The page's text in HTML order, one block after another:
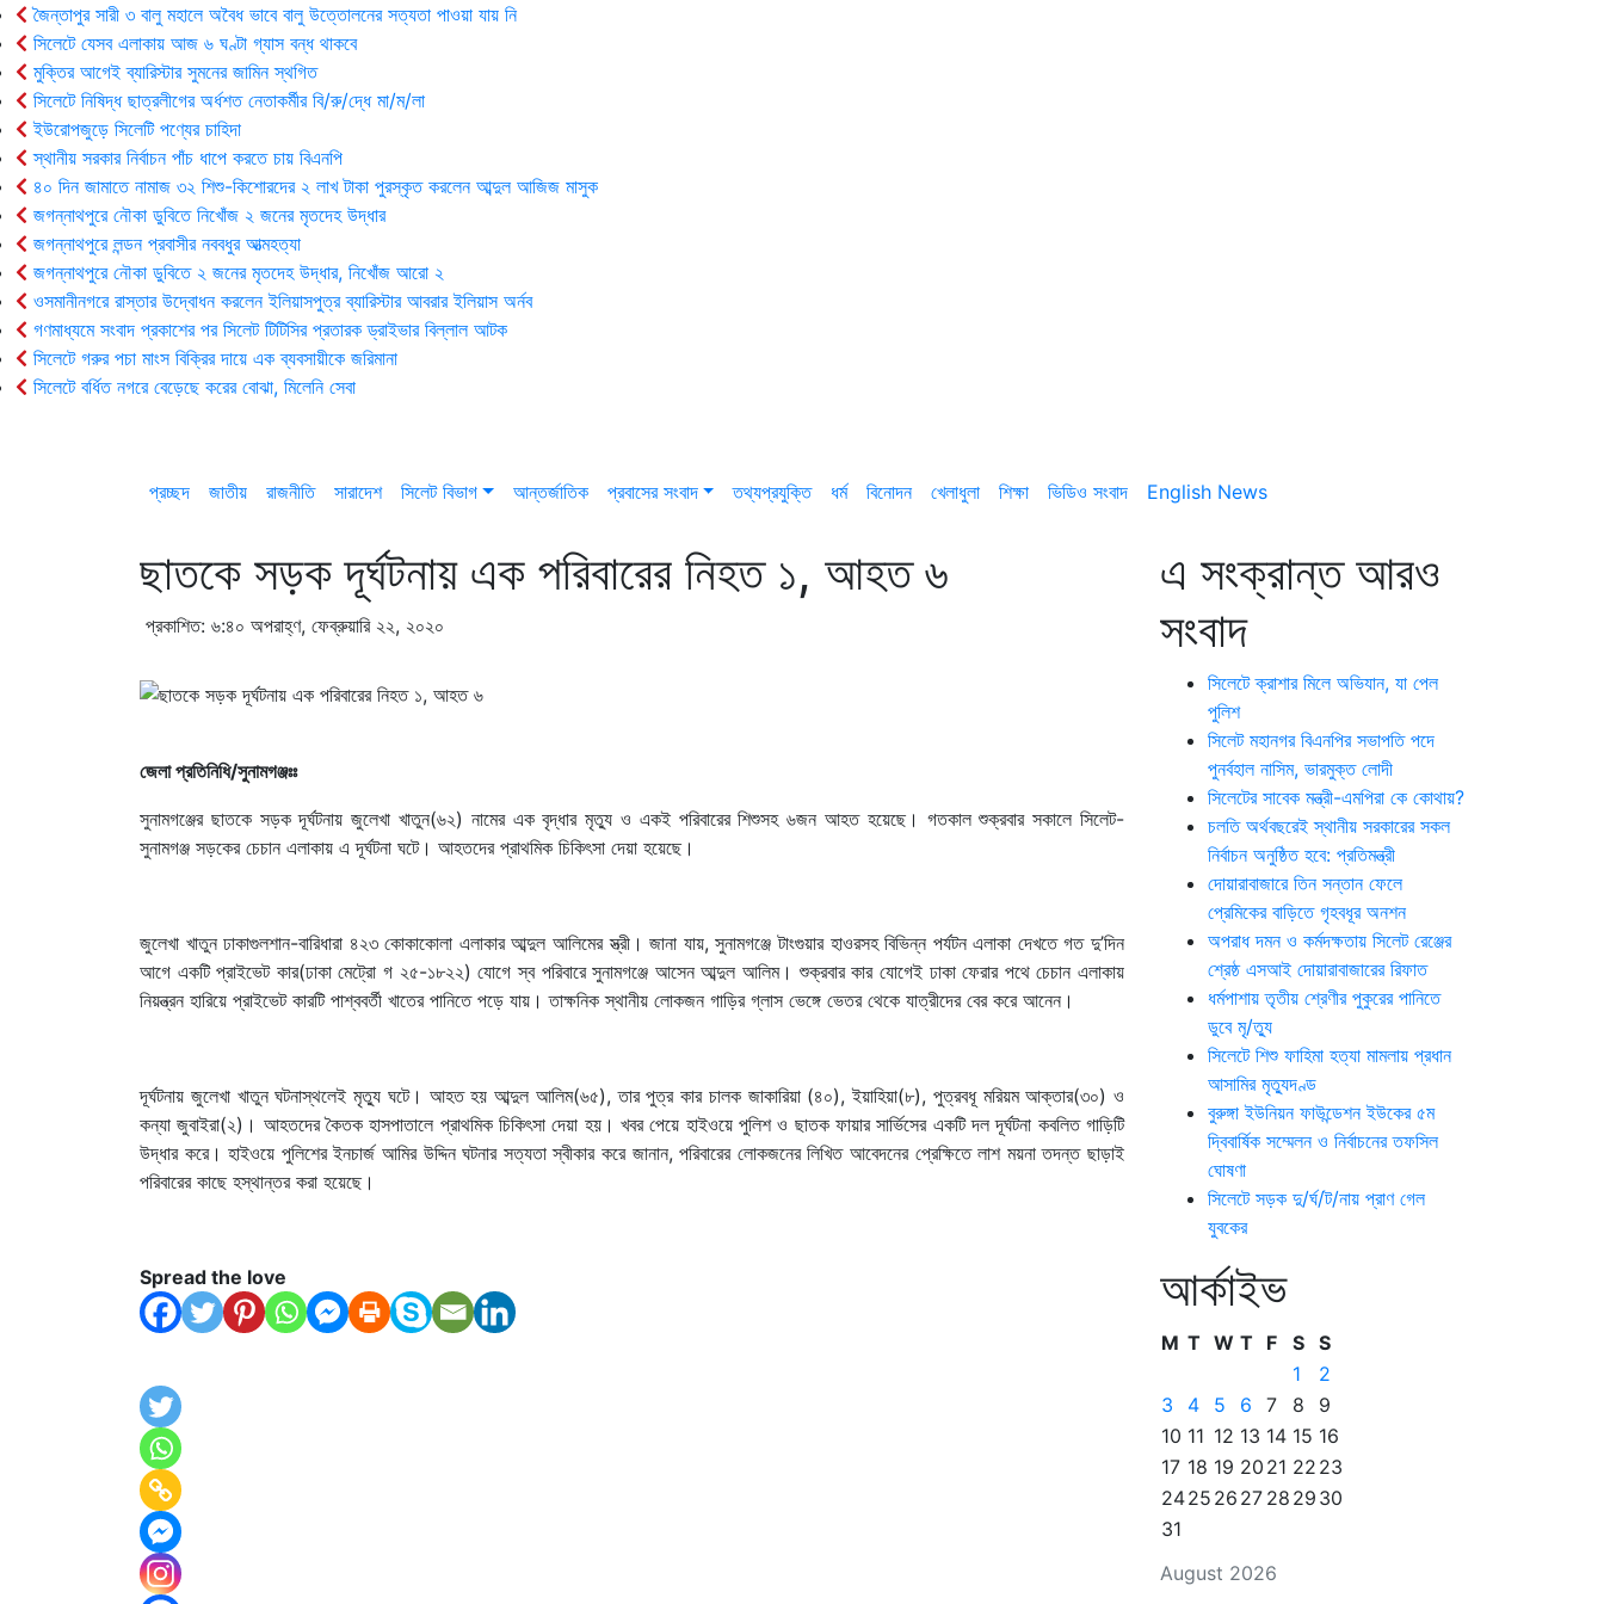
জৈন্তাপুর সারী ৩ বালু মহালে অবৈধ ভাবে বালু উত্তোলনের সত্যতা পাওয়া যায় নি
সিলেটে যেসব এলাকায় আজ ৬ ঘণ্টা গ্যাস বন্ধ থাকবে
মুক্তির আগেই ব্যারিস্টার সুমনের জামিন স্থগিত
সিলেটে নিষিদ্ধ ছাত্রলীগের অর্ধশত নেতাকর্মীর বি/রু/দ্ধে মা/ম/লা
ইউরোপজুড়ে সিলেটি পণ্যের চাহিদা
স্থানীয় সরকার নির্বাচন পাঁচ ধাপে করতে চায় বিএনপি
৪০ দিন জামাতে নামাজ ৩২ শিশু-কিশোরদের ২ লাখ টাকা পুরস্কৃত করলেন আব্দুল আজিজ মাসুক
জগন্নাথপুরে নৌকা ডুবিতে নিখোঁজ ২ জনের মৃতদেহ উদ্ধার
জগন্নাথপুরে লন্ডন প্রবাসীর নববধুর আত্মহত্যা
জগন্নাথপুরে নৌকা ডুবিতে ২ জনের মৃতদেহ উদ্ধার, নিখোঁজ আরো ২
ওসমানীনগরে রাস্তার উদ্বোধন করলেন ইলিয়াসপুত্র ব্যারিস্টার আবরার ইলিয়াস অর্নব
গণমাধ্যমে সংবাদ প্রকাশের পর সিলেট টিটিসির প্রতারক ড্রাইভার বিল্লাল আটক
সিলেটে গরুর পচা মাংস বিক্রির দায়ে এক ব্যবসায়ীকে জরিমানা
সিলেটে বর্ধিত নগরে বেড়েছে করের বোঝা, মিলেনি সেবা
প্রচ্ছদ জাতীয় রাজনীতি সারাদেশ সিলেট বিভাগ আন্তর্জাতিক প্রবাসের সংবাদ তথ্যপ্রযুক্তি ধর্ম বিনোদন খেলাধুলা শিক্ষা ভিডিও সংবাদ English News
ছাতকে সড়ক দূর্ঘটনায় এক পরিবারের নিহত ১, আহত ৬
প্রকাশিত: ৬:৪০ অপরাহ্ণ, ফেব্রুয়ারি ২২, ২০২০
জেলা প্রতিনিধি/সুনামগঞ্জঃঃ
সুনামগঞ্জের ছাতকে সড়ক দূর্ঘটনায় জুলেখা খাতুন(৬২) নামের এক বৃদ্ধার মৃত্যু ও একই পরিবারের শিশুসহ ৬জন আহত হয়েছে। গতকাল শুক্রবার সকালে সিলেট-
সুনামগঞ্জ সড়কের চেচান এলাকায় এ দূর্ঘটনা ঘটে। আহতদের প্রাথমিক চিকিৎসা দেয়া হয়েছে।
জুলেখা খাতুন ঢাকাগুলশান-বারিধারা ৪২৩ কোকাকোলা এলাকার আব্দুল আলিমের স্ত্রী। জানা যায়, সুনামগঞ্জে টাংগুয়ার হাওরসহ বিভিন্ন পর্যটন এলাকা দেখতে গত দু’দিন
আগে একটি প্রাইভেট কার(ঢাকা মেট্রো গ ২৫-১৮২২) যোগে স্ব পরিবারে সুনামগঞ্জে আসেন আব্দুল আলিম। শুক্রবার কার যোগেই ঢাকা ফেরার পথে চেচান এলাকায়
নিয়ন্ত্রন হারিয়ে প্রাইভেট কারটি পাশ্ববর্তী খাতের পানিতে পড়ে যায়। তাক্ষনিক স্থানীয় লোকজন গাড়ির গ্লাস ভেঙ্গে ভেতর থেকে যাত্রীদের বের করে আনেন।
দূর্ঘটনায় জুলেখা খাতুন ঘটনাস্থলেই মৃত্যু ঘটে। আহত হয় আব্দুল আলিম(৬৫), তার পুত্র কার চালক জাকারিয়া (৪০), ইয়াহিয়া(৮), পুত্রবধূ মরিয়ম আক্তার(৩০) ও
কন্যা জুবাইরা(২)। আহতদের কৈতক হাসপাতালে প্রাথমিক চিকিৎসা দেয়া হয়। খবর পেয়ে হাইওয়ে পুলিশ ও ছাতক ফায়ার সার্ভিসের একটি দল দূর্ঘটনা কবলিত গাড়িটি
উদ্ধার করে। হাইওয়ে পুলিশের ইনচার্জ আমির উদ্দিন ঘটনার সত্যতা স্বীকার করে জানান, পরিবারের লোকজনের লিখিত আবেদনের প্রেক্ষিতে লাশ ময়না তদন্ত ছাড়াই
পরিবারের কাছে হস্থান্তর করা হয়েছে।
Spread the love
এ সংক্রান্ত আরও
সংবাদ
সিলেটে ক্রাশার মিলে অভিযান, যা পেল
পুলিশ
সিলেট মহানগর বিএনপির সভাপতি পদে
পুনর্বহাল নাসিম, ভারমুক্ত লোদী
সিলেটের সাবেক মন্ত্রী-এমপিরা কে কোথায়?
চলতি অর্থবছরেই স্থানীয় সরকারের সকল
নির্বাচন অনুষ্ঠিত হবে: প্রতিমন্ত্রী
দোয়ারাবাজারে তিন সন্তান ফেলে
প্রেমিকের বাড়িতে গৃহবধূর অনশন
অপরাধ দমন ও কর্মদক্ষতায় সিলেট রেঞ্জের
শ্রেষ্ঠ এসআই দোয়ারাবাজারের রিফাত
ধর্মপাশায় তৃতীয় শ্রেণীর পুকুরের পানিতে
ডুবে মৃ/ত্যু
সিলেটে শিশু ফাহিমা হত্যা মামলায় প্রধান
আসামির মৃত্যুদণ্ড
বুরুঙ্গা ইউনিয়ন ফাউন্ডেশন ইউকের ৫ম
দ্বিবার্ষিক সম্মেলন ও নির্বাচনের তফসিল
ঘোষণা
সিলেটে সড়ক দু/র্ঘ/ট/নায় প্রাণ গেল
যুবকের
আর্কাইভ
August 2026
M T W T F S S
1
2
3
4 5 6 7 8
9
10 11 12 13 14 15 16
17 18 19 20 21 22 23
2425 26 27 28 29 30
31